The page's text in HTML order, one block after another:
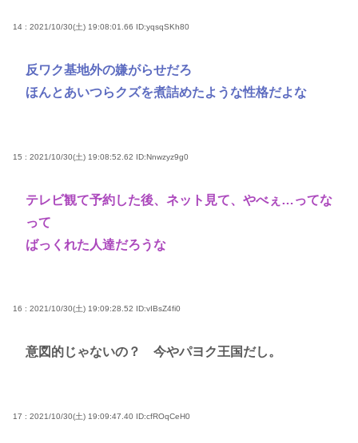
14 : 2021/10/30(土) 19:08:01.66 ID:yqsqSKh80
反ワク基地外の嫌がらせだろ
ほんとあいつらクズを煮詰めたような性格だよな
15 : 2021/10/30(土) 19:08:52.62 ID:Nnwzyz9g0
テレビ観て予約した後、ネット見て、やべぇ…ってな
って
ばっくれた人達だろうな
16 : 2021/10/30(土) 19:09:28.52 ID:vIBsZ4fi0
意図的じゃないの？ 今やパヨク王国だし。
17 : 2021/10/30(土) 19:09:47.40 ID:cfROqCeH0